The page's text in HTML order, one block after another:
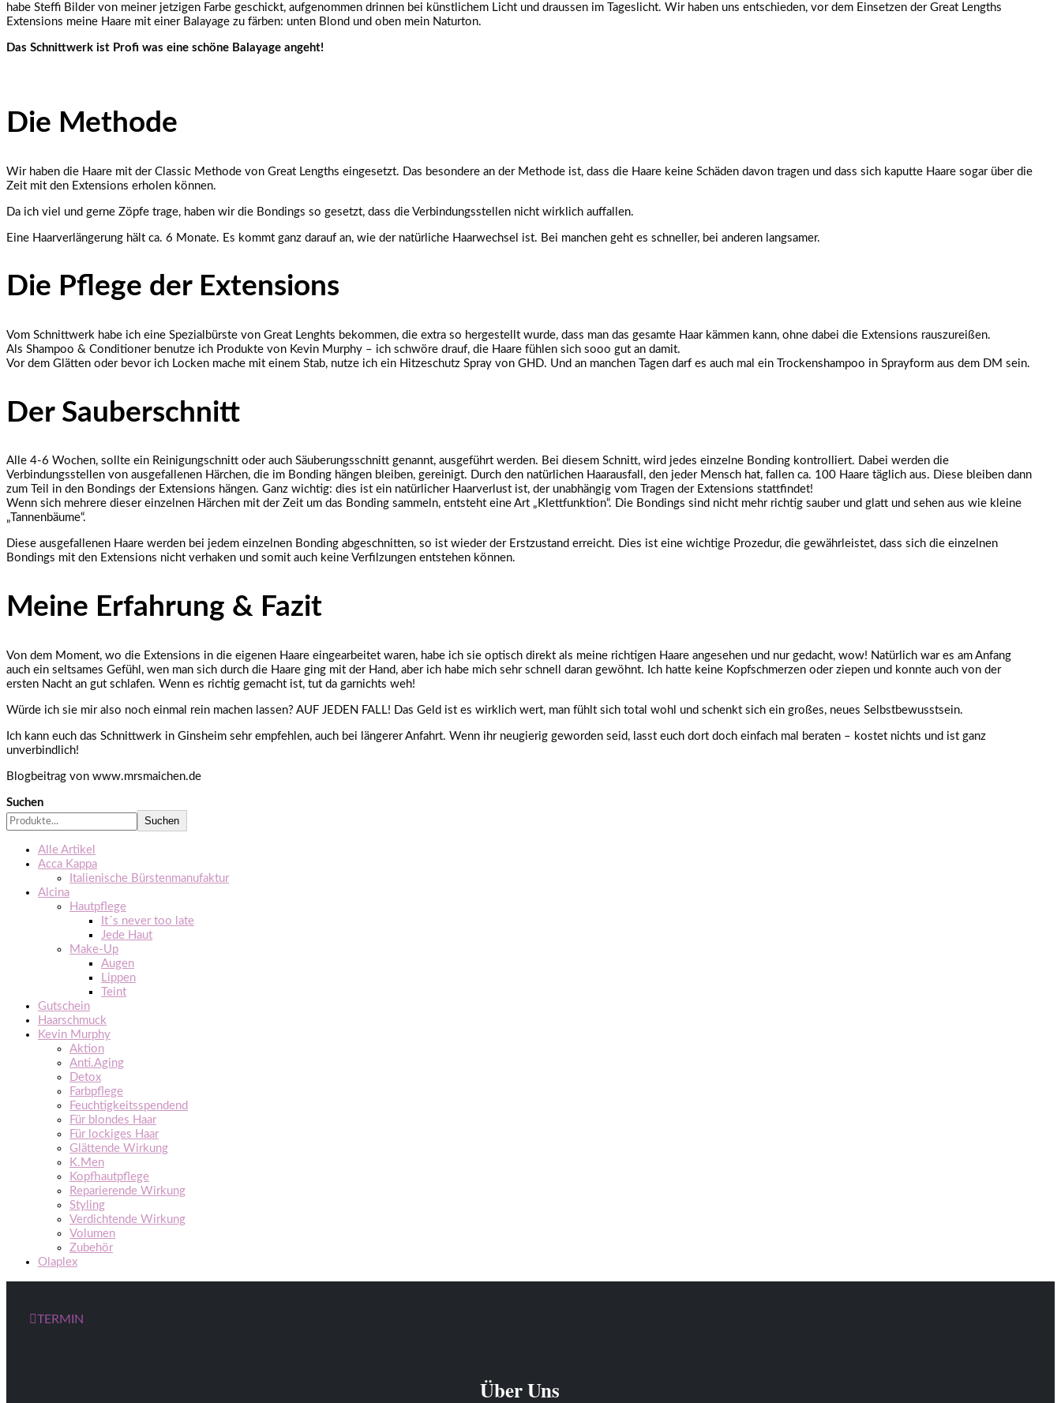
habe Steffi Bilder von meiner jetzigen Farbe geschickt, aufgenommen drinnen bei künstlichem Licht und draussen im Tageslicht. Wir haben uns entschieden, vor dem Einsetzen der Great Lengths
Extensions meine Haare mit einer Balayage zu färben: unten Blond und oben mein Naturton.
Das Schnittwerk ist Profi was eine schöne Balayage angeht!
Die Methode
Wir haben die Haare mit der Classic Methode von Great Lengths eingesetzt. Das besondere an der Methode ist, dass die Haare keine Schäden davon tragen und dass sich kaputte Haare sogar über die
Zeit mit den Extensions erholen können.
Da ich viel und gerne Zöpfe trage, haben wir die Bondings so gesetzt, dass die Verbindungsstellen nicht wirklich auffallen.
Eine Haarverlängerung hält ca. 6 Monate. Es kommt ganz darauf an, wie der natürliche Haarwechsel ist. Bei manchen geht es schneller, bei anderen langsamer.
Die Pflege der Extensions
Vom Schnittwerk habe ich eine Spezialbürste von Great Lenghts bekommen, die extra so hergestellt wurde, dass man das gesamte Haar kämmen kann, ohne dabei die Extensions rauszureißen.
Als Shampoo & Conditioner benutze ich Produkte von Kevin Murphy – ich schwöre drauf, die Haare fühlen sich sooo gut an damit.
Vor dem Glätten oder bevor ich Locken mache mit einem Stab, nutze ich ein Hitzeschutz Spray von GHD. Und an manchen Tagen darf es auch mal ein Trockenshampoo in Sprayform aus dem DM sein.
Der Sauberschnitt
Alle 4-6 Wochen, sollte ein Reinigungschnitt oder auch Säuberungsschnitt genannt, ausgeführt werden. Bei diesem Schnitt, wird jedes einzelne Bonding kontrolliert. Dabei werden die
Verbindungsstellen von ausgefallenen Härchen, die im Bonding hängen bleiben, gereinigt. Durch den natürlichen Haarausfall, den jeder Mensch hat, fallen ca. 100 Haare täglich aus. Diese bleiben dann
zum Teil in den Bondings der Extensions hängen. Ganz wichtig: dies ist ein natürlicher Haarverlust ist, der unabhängig vom Tragen der Extensions stattfindet!
Wenn sich mehrere dieser einzelnen Härchen mit der Zeit um das Bonding sammeln, entsteht eine Art „Klettfunktion“. Die Bondings sind nicht mehr richtig sauber und glatt und sehen aus wie kleine
„Tannenbäume“.
Diese ausgefallenen Haare werden bei jedem einzelnen Bonding abgeschnitten, so ist wieder der Erstzustand erreicht. Dies ist eine wichtige Prozedur, die gewährleistet, dass sich die einzelnen
Bondings mit den Extensions nicht verhaken und somit auch keine Verfilzungen entstehen können.
Meine Erfahrung & Fazit
Von dem Moment, wo die Extensions in die eigenen Haare eingearbeitet waren, habe ich sie optisch direkt als meine richtigen Haare angesehen und nur gedacht, wow! Natürlich war es am Anfang
auch ein seltsames Gefühl, wen man sich durch die Haare ging mit der Hand, aber ich habe mich sehr schnell daran gewöhnt. Ich hatte keine Kopfschmerzen oder ziepen und konnte auch von der
ersten Nacht an gut schlafen. Wenn es richtig gemacht ist, tut da garnichts weh!
Würde ich sie mir also noch einmal rein machen lassen? AUF JEDEN FALL! Das Geld ist es wirklich wert, man fühlt sich total wohl und schenkt sich ein großes, neues Selbstbewusstsein.
Ich kann euch das Schnittwerk in Ginsheim sehr empfehlen, auch bei längerer Anfahrt. Wenn ihr neugierig geworden seid, lasst euch dort doch einfach mal beraten – kostet nichts und ist ganz
unverbindlich!
Blogbeitrag von www.mrsmaichen.de
Suchen
Suchen
Alle Artikel
Acca Kappa
Italienische Bürstenmanufaktur
Alcina
Hautpflege
It´s never too late
Jede Haut
Make-Up
Augen
Lippen
Teint
Gutschein
Haarschmuck
Kevin Murphy
Aktion
Anti.Aging
Detox
Farbpflege
Feuchtigkeitsspendend
Für blondes Haar
Für lockiges Haar
Glättende Wirkung
K.Men
Kopfhautpflege
Reparierende Wirkung
Styling
Verdichtende Wirkung
Volumen
Zubehör
Olaplex
TERMIN
Über Uns